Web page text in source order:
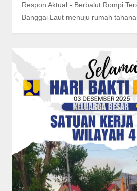
Respon Aktual - Berbalut Rompi
Banggai Laut menuju rumah